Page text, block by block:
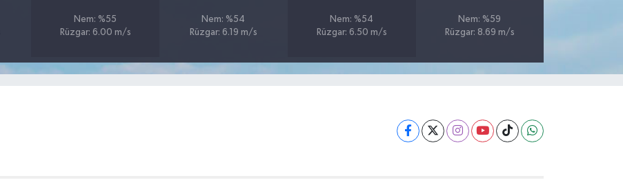
Nem: %55
Rüzgar: 6.00 m/s
Nem: %54
Rüzgar: 6.19 m/s
Nem: %54
Rüzgar: 6.50 m/s
Nem: %59
Rüzgar: 8.69 m/s